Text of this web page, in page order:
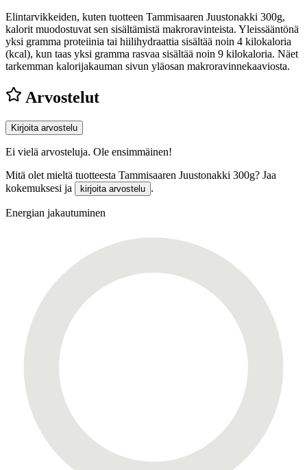
Elintarvikkeiden, kuten tuotteen Tammisaaren Juustonakki 300g,
kalorit muodostuvat sen sisältämistä makroravinteista. Yleissääntönä
yksi gramma proteiinia tai hiilihydraattia sisältää noin 4 kilokaloria
(kcal), kun taas yksi gramma rasvaa sisältää noin 9 kilokaloria. Näet
tarkemman kalorijakauman sivun yläosan makroravinnekaaviosta.
Arvostelut
Kirjoita arvostelu
Ei vielä arvosteluja. Ole ensimmäinen!
Mitä olet mieltä tuotteesta Tammisaaren Juustonakki 300g? Jaa
kokemuksesi ja
kirjoita arvostelu .
Energian jakautuminen